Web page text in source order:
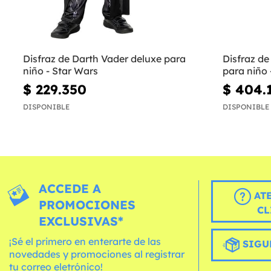
Disfraz de Darth Vader deluxe para
niño - Star Wars
$ 229.350
DISPONIBLE
Disfraz
para niño
$
DISPONIBLE
ACCEDE A
PROMOCIONES
EXCLUSIVAS*
¡Sé el primero en enterarte de las
novedades y promociones al registrar
tu correo eletrónico!